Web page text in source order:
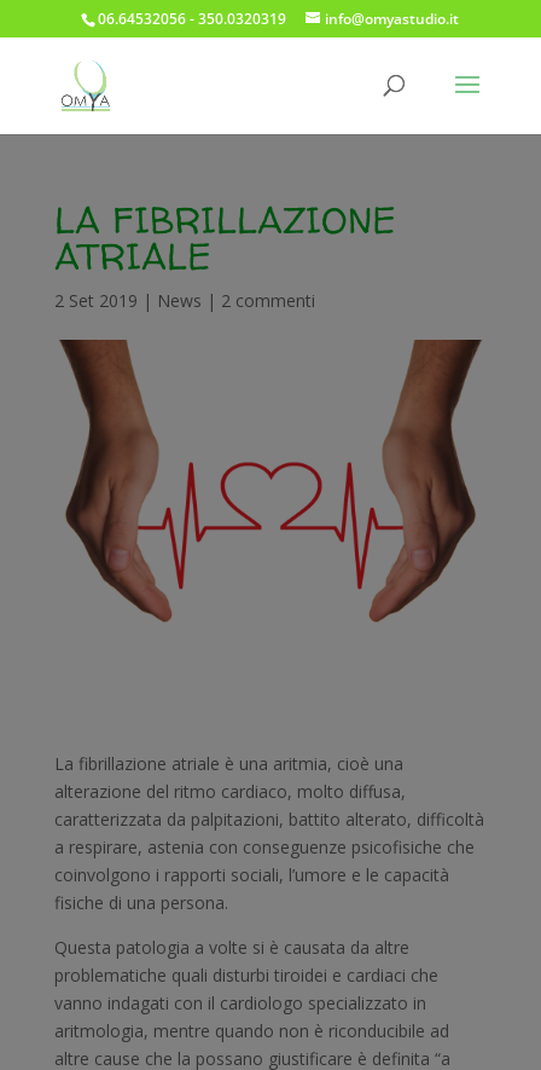
06.64532056 - 350.0320319 info@omyastudio.it
LA FIBRILLAZIONE
ATRIALE
2 Set 2019 | News | 2 commenti
La fibrillazione atriale è una aritmia, cioè una
alterazione del ritmo cardiaco, molto diffusa,
caratterizzata da palpitazioni, battito alterato, difficoltà
a respirare, astenia con conseguenze psicofisiche che
coinvolgono i rapporti sociali, l’umore e le capacità
fisiche di una persona.
Questa patologia a volte si è causata da altre
problematiche quali disturbi tiroidei e cardiaci che
vanno indagati con il cardiologo specializzato in
aritmologia, mentre quando non è riconducibile ad
altre cause che la possano giustificare è definita “a